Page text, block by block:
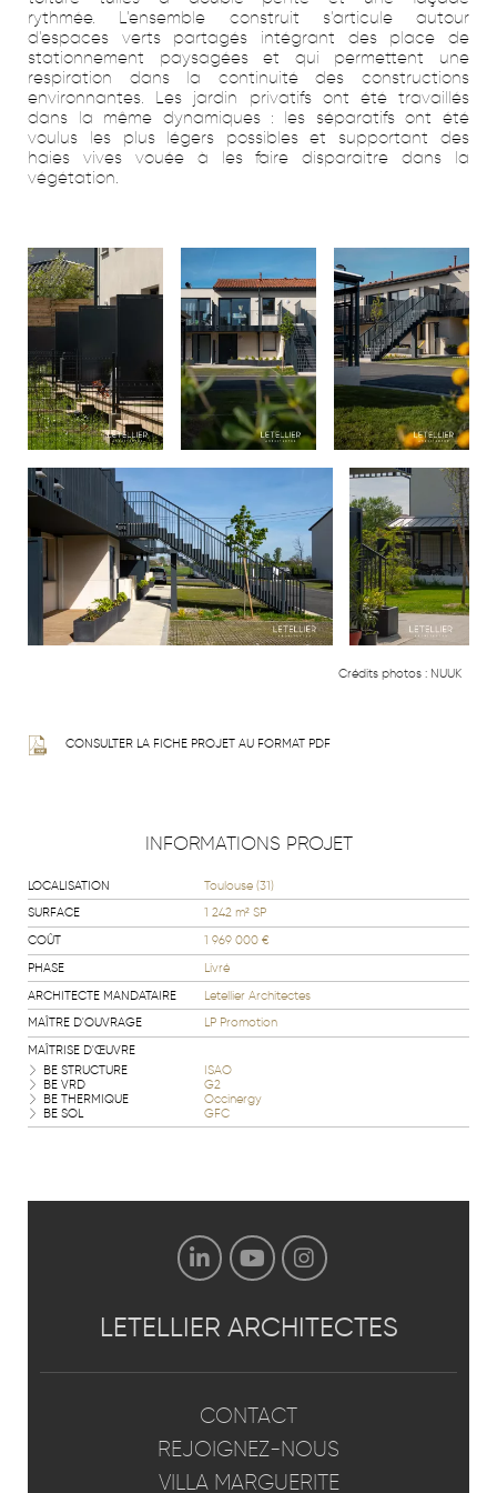
rythmée. L’ensemble construit s’articule autour
d’espaces verts partagés intégrant des place de
stationnement paysagées et qui permettent une
respiration dans la continuité des constructions
environnantes. Les jardin privatifs ont été travaillés
dans la même dynamiques : les séparatifs ont été
voulus les plus légers possibles et supportant des
haies vives vouée à les faire disparaitre dans la
végétation.
Crédits photos : NUUK
CONSULTER LA FICHE PROJET AU FORMAT PDF
INFORMATIONS PROJET
LOCALISATION
Toulouse (31)
SURFACE
1 242 m² SP
COÛT
1 969 000 €
PHASE
Livré
ARCHITECTE MANDATAIRE
Letellier Architectes
MAÎTRE D'OUVRAGE
LP Promotion
MAÎTRISE D'ŒUVRE
BE STRUCTURE
ISAO
BE VRD
G2
BE THERMIQUE
Occinergy
BE SOL
GFC
LETELLIER ARCHITECTES
CONTACT
REJOIGNEZ-NOUS
VILLA MARGUERITE